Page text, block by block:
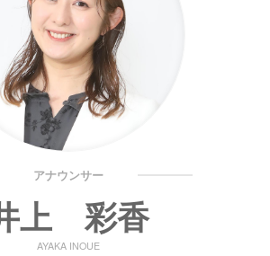
アナウンサー
上 彩香
AYAKA INOUE